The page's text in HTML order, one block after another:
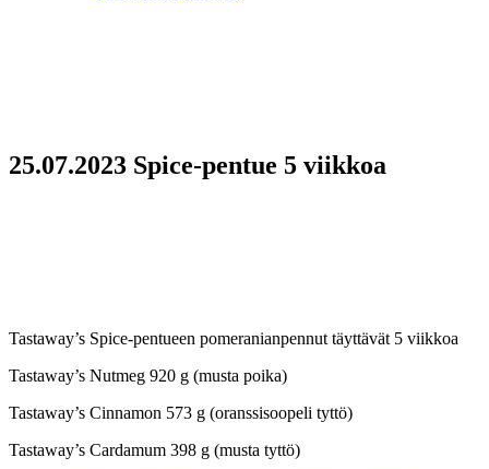
25.07.2023 Spice-pentue 5 viikkoa
Tastaway’s Spice-pentueen pomeranianpennut täyttävät 5 viikkoa
Tastaway’s Nutmeg 920 g (musta poika)
Tastaway’s Cinnamon 573 g (oranssisoopeli tyttö)
Tastaway’s Cardamum 398 g (musta tyttö)